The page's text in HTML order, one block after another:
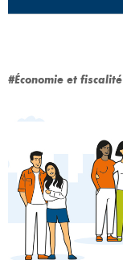
#Économie et fiscalité